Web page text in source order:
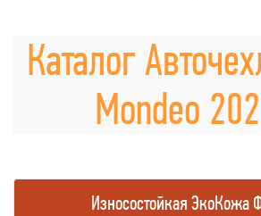
Каталог
Mondeo
Износостойкая